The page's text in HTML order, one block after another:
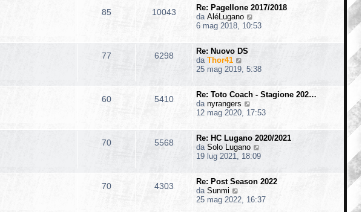
o s
a
g
g
o
m
e
s
a
g
g
o
u
t
e
s
a
g
g
o
85 10043
Re: Pagellone 2017/2018
da AléLugano
e
i
t
m
o
e
s
a
g
g
o
6 mag 2018, 10:53
77 6298
Re: Nuovo DS
da Thor41
e
i
u
t
m
o
m
e
a
g
25 mag 2019, 5:38
60 5410
Re: Toto Coach - Stagione 202…
da nyrangers
e
i
u
t
m
o
e
12 mag 2020, 17:53
70 5568
Re: HC Lugano 2020/2021
da Solo Lugano
e
u
t
19 lug 2021, 18:09
70 4303
Re: Post Season 2022
da Sunmi
e
25 mag 2022, 16:37